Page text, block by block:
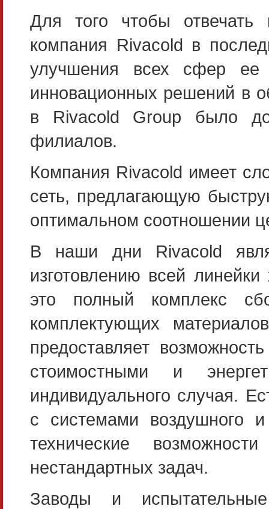
Для того чтобы отвечать
компания Rivacold в
улучшения всех сфер ее
инновационных решений в
в Rivacold Group было
филиалов.
Компания Rivacold имеет
сеть, предлагающую
оптимальном соотношении
В наши дни Rivacold
изготовлению всей
это полный комплекс
комплектующих
предоставляет
стоимостными и
индивидуального случая.
с системами воздушного
технические
нестандартных задач.
Заводы и